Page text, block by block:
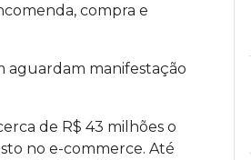
compra e
aguardam manifestação
de R$ 43 milhões o
no e-commerce. Até